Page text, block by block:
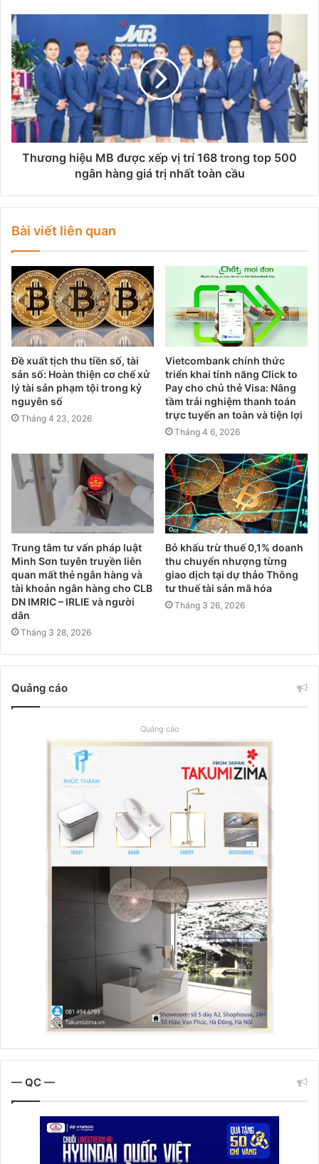
Thương hiệu MB được xếp vị trí 168 trong top 500
ngân hàng giá trị nhất toàn cầu
Bài viết liên quan
Đề xuất tịch thu tiền số, tài
sản số: Hoàn thiện cơ chế xử
lý tài sản phạm tội trong kỷ
nguyên số
Tháng 4 23, 2026
Vietcombank chính thức
triển khai tính năng Click to
Pay cho chủ thẻ Visa: Nâng
tầm trải nghiệm thanh toán
trực tuyến an toàn và tiện lợi
Tháng 4 6, 2026
Trung tâm tư vấn pháp luật
Minh Sơn tuyên truyền liên
quan mất thẻ ngân hàng và
tài khoản ngân hàng cho CLB
DN IMRIC – IRLIE và người
dân
Tháng 3 28, 2026
Bỏ khấu trừ thuế 0,1% doanh
thu chuyển nhượng từng
giao dịch tại dự thảo Thông
tư thuế tài sản mã hóa
Tháng 3 26, 2026
Quảng cáo
Quảng cáo
— QC —